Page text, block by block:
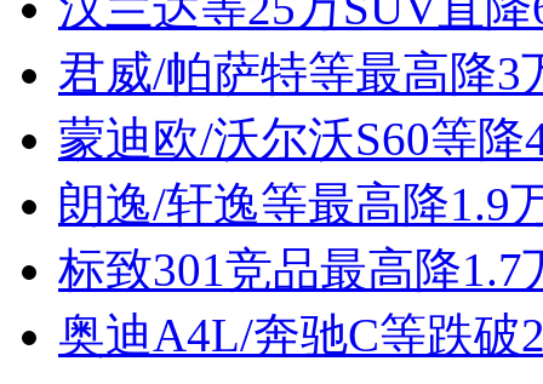
君威/帕萨特等最高降3
蒙迪欧/沃尔沃S60等降
朗逸/轩逸等最高降1.9
标致301竞品最高降1.7
奥迪A4L/奔驰C等跌破